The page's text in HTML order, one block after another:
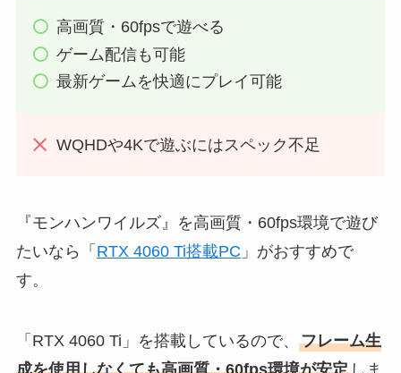
高画質・60fpsで遊べる
ゲーム配信も可能
最新ゲームを快適にプレイ可能
WQHDや4Kで遊ぶにはスペック不足
『モンハンワイルズ』を高画質・60fps環境で遊び
たいなら「 RTX 4060 Ti搭載PC 」がおすすめで
す。
「RTX 4060 Ti」を搭載しているので、 フレーム生
成を使用しなくても高画質・60fps環境が安定しま